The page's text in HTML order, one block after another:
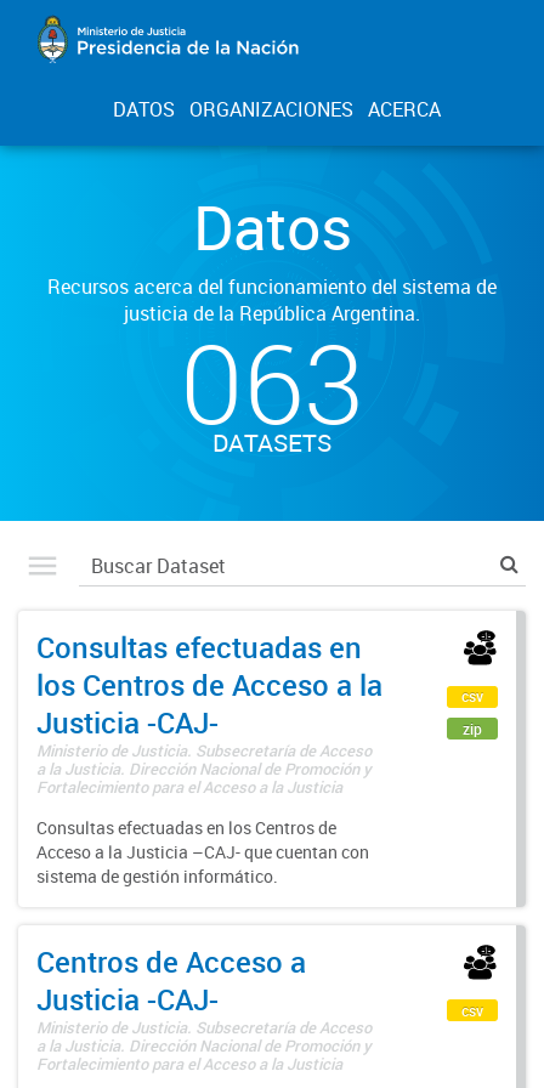
DATOS ORGANIZACIONES ACERCA
Datos
Recursos acerca del funcionamiento del sistema de
justicia de la República Argentina.
063
DATASETS
Consultas efectuadas en
los Centros de Acceso a la
Justicia -CAJ-
Ministerio de Justicia. Subsecretaría de Acceso
a la Justicia. Dirección Nacional de Promoción y
Fortalecimiento para el Acceso a la Justicia
Consultas efectuadas en los Centros de
Acceso a la Justicia –CAJ- que cuentan con
sistema de gestión informático.
csv
zip
Centros de Acceso a
Justicia -CAJ-
Ministerio de Justicia. Subsecretaría de Acceso
a la Justicia. Dirección Nacional de Promoción y
Fortalecimiento para el Acceso a la Justicia
csv